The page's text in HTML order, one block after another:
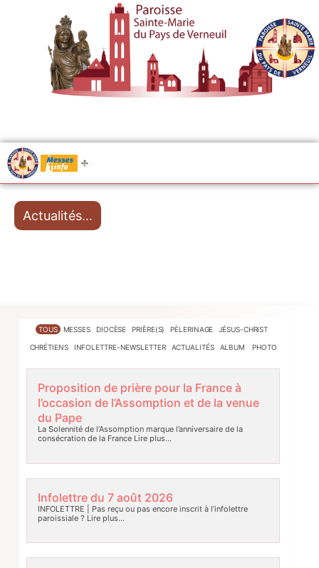
Messes
Actualités…
TOUS MESSES DIOCÈSE PRIÈRE(S) PÈLERINAGE JÉSUS-CHRIST
CHRÉTIENS INFOLETTRE-NEWSLETTER ACTUALITÉS ALBUM PHOTO
Proposition de prière pour la France à
l’occasion de l’Assomption et de la venue
du Pape
La Solennité de l’Assomption marque l’anniversaire de la
consécration de la FranceLire plus…
Infolettre du 7 août 2026
INFOLETTRE | Pas reçu ou pas encore inscrit à l’infolettre
paroissiale ? Lire plus…